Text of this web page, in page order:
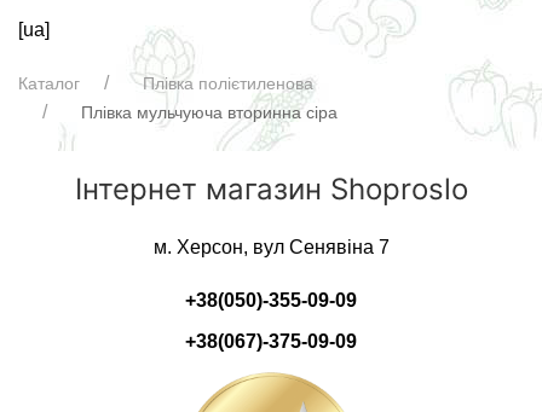
[ua]
Каталог
Плівка полієтиленова
Плівка мульчуюча вторинна сіра
Інтернет магазин Shoproslo
м. Херсон, вул Сенявіна 7
+38(050)-355-09-09
+38(067)-375-09-09